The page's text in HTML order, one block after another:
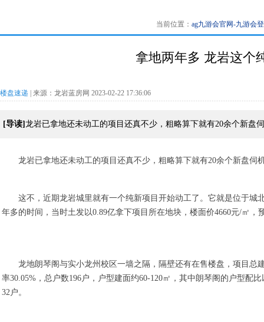
当前位置： ag九游会官网-九游会
拿地两年多 龙岩这个
楼盘速递 | 来源：龙岩蓝房网 2023-02-22 17:36:06
[导读] 龙岩已拿地还未动工的项目还真不少，粗略算下就有20余个新盘
龙岩已拿地还未动工的项目还真不少，粗略算下就有20余个新盘
这不，近期龙岩城里就有一个纯新项目开始动工了。它就是位于城
年多的时间，当时土发以0.89亿拿下项目所在地块，楼面价4660元/㎡，
龙地朗琴阁与实小龙州校区一墙之隔，隔壁还有在售楼盘，项目总
率30.05%，总户数196户，户型建面约60-120㎡，其中朗琴阁的户型配
32户。